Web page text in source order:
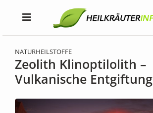
NATURHEILSTOFFE
Zeolith Klinoptilolith –
Vulkanische Entgiftung